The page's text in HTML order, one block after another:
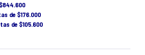
de $176.000
de $105.600